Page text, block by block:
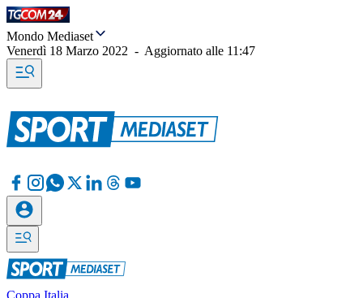
Mondo Mediaset
Venerdì 18 Marzo 2022 - Aggiornato alle 11:47
Coppa Italia